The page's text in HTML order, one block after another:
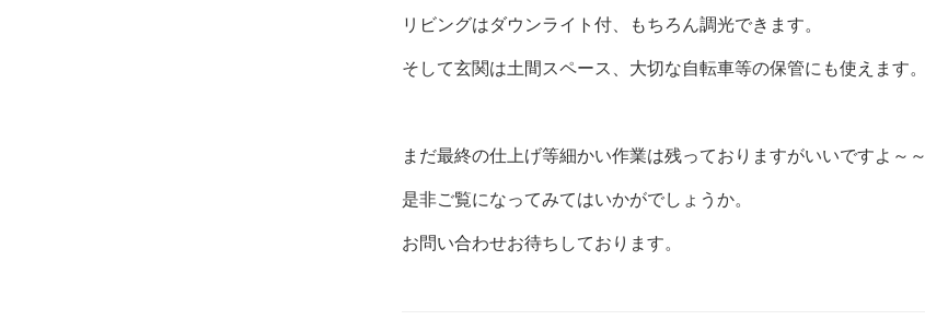
リビングはダウンライト付、もちろん調光できます。
そして玄関は土間スペース、大切な自転車等の保管にも使えます。
まだ最終の仕上げ等細かい作業は残っておりますがいいですよ～～
是非ご覧になってみてはいかがでしょうか。
お問い合わせお待ちしております。